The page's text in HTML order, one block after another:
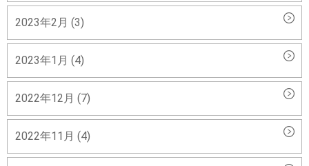
2023年2月 (3)
2023年1月 (4)
2022年12月 (7)
2022年11月 (4)